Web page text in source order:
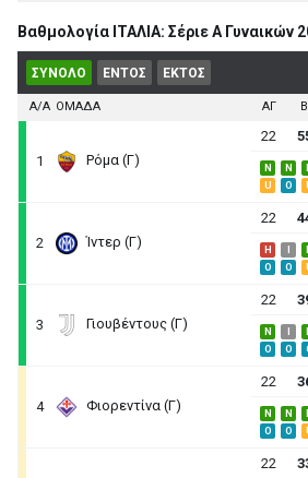
Βαθμολογία ΙΤΑΛΙΑ: Σέριε A Γυναικών
ΣΥΝΟΛΟ ΕΝΤΟΣ ΕΚΤΟΣ
Α/Α ΟΜΑΔΑ ΑΓ B
1 Ρόμα (Γ)
22
N N
U
O
2 Ίντερ (Γ)
22
H
O
O
3 Γιουβέντους (Γ)
22
N
O
O
4 Φιορεντίνα (Γ)
22
N N
O
O
22